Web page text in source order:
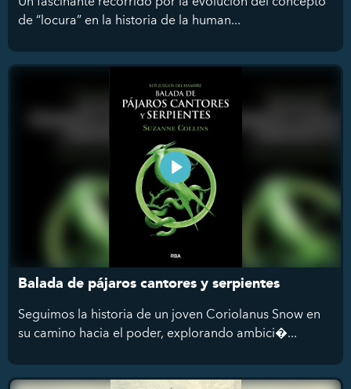
de “locura” en la historia de la human...
Balada de pájaros cantores y serpientes
Seguimos la historia de un joven Coriolanus Snow en
su camino hacia el poder, explorando ambici�...